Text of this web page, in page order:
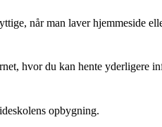
når man laver hjemmeside
hvor du kan hente yderligere
opbygning.